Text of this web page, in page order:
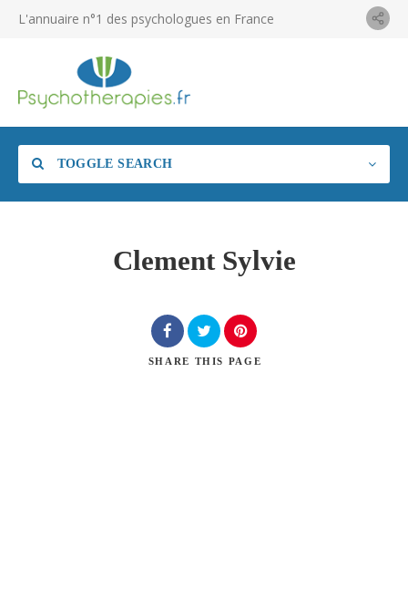
L'annuaire n°1 des psychologues en France
TOGGLE SEARCH
Clement Sylvie
SHARE THIS PAGE